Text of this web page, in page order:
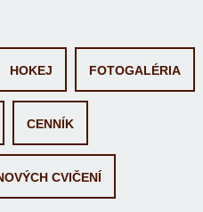
HOKEJ FOTOGALÉRIA
CENNÍK
CVIČENÍ